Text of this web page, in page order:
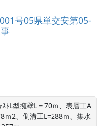
号05県単交安第05-
ﾄL型擁壁L＝70ｍ、表層工A
ｍ2、側溝工L=288ｍ、集水